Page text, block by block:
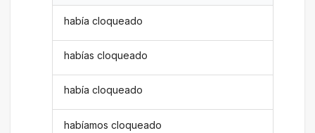
había cloqueado
habías cloqueado
había cloqueado
habíamos cloqueado